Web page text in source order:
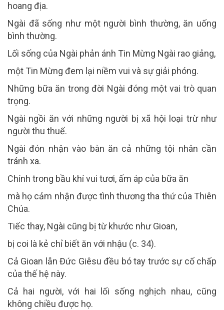
hoang địa.
Ngài đã sống như một người bình thường, ăn uống
bình thường.
Lối sống của Ngài phản ánh Tin Mừng Ngài rao giảng,
một Tin Mừng đem lại niềm vui và sự giải phóng.
Những bữa ăn trong đời Ngài đóng một vai trò quan
trọng.
Ngài ngồi ăn với những người bị xã hội loại trừ như
người thu thuế.
Ngài đón nhận vào bàn ăn cả những tội nhân cần
tránh xa.
Chính trong bầu khí vui tươi, ấm áp của bữa ăn
mà họ cảm nhận được tình thương tha thứ của Thiên
Chúa.
Tiếc thay, Ngài cũng bị từ khước như Gioan,
bị coi là kẻ chỉ biết ăn với nhậu (c. 34).
Cả Gioan lẫn Đức Giêsu đều bó tay trước sự cố chấp
của thế hệ này.
Cả hai người, với hai lối sống nghịch nhau, cũng
không chiều được họ.